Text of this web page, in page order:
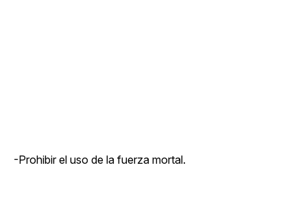
-Prohibir el uso de la fuerza mortal.